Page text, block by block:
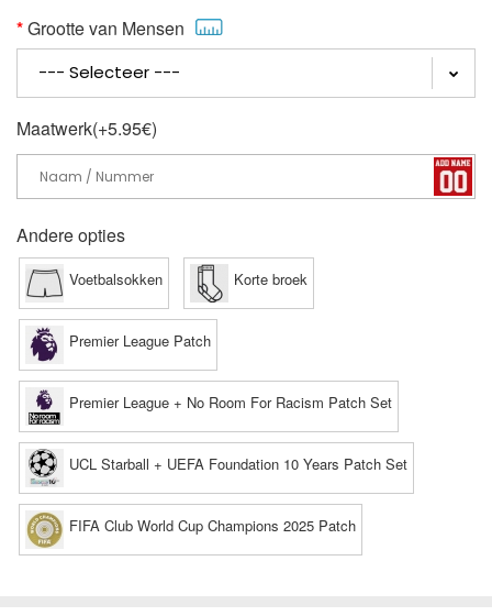
Grootte van Mensen
Maatwerk(+5.95€)
Andere opties
Voetbalsokken Korte broek
Premier League Patch
Premier League + No Room For Racism Patch Set
UCL Starball + UEFA Foundation 10 Years Patch Set
FIFA Club World Cup Champions 2025 Patch